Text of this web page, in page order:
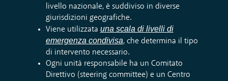
livello nazionale, è suddiviso in diverse
giurisdizioni geografiche.
Viene utilizzata una scala di livelli di
emergenza condivisa, che determina il tipo
di intervento necessario.
Ogni unità responsabile ha un Comitato
Direttivo (steering committee) e un Centro